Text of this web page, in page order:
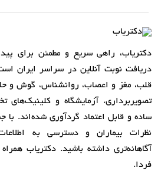
دکتریاب، راهی سریع و مطمئن برای
دریافت نوبت آنلاین در سراسر ایران
قلب، مغز و اعصاب، روانشناس، گوش و
تصویربرداری، آزمایشگاه و
ساده و قابل اعتماد گردآوری شده‌اند.
نظرات بیماران و دسترسی به
آگاهانه‌تری داشته باشید. دکتریاب
فردا.